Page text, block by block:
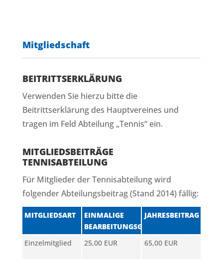
Mitgliedschaft
BEITRITTSERKLÄRUNG
Verwenden Sie hierzu bitte die
Beitrittserklärung des Hauptvereines und
tragen im Feld Abteilung „Tennis“ ein.
MITGLIEDSBEITRÄGE
TENNISABTEILUNG
Für Mitglieder der Tennisabteilung wird
folgender Abteilungsbeitrag (Stand 2014) fällig:
MITGLIEDSART
EINMALIGE
BEARBEITUNGSGEBÜHR
JAHRESBEITRAG
Einzelmitglied 25,00 EUR 65,00 EUR